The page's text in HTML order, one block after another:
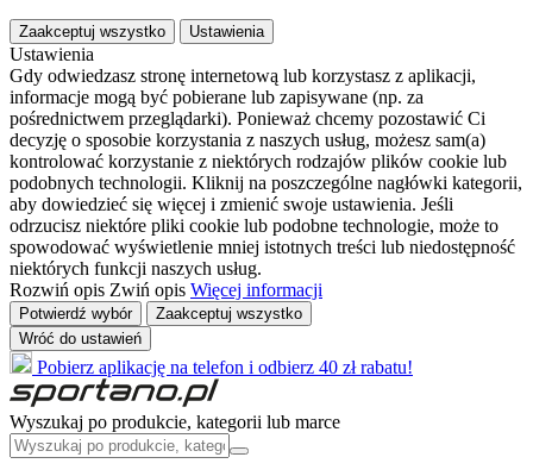
Zaakceptuj wszystko Ustawienia
Ustawienia
Gdy odwiedzasz stronę internetową lub korzystasz z aplikacji,
informacje mogą być pobierane lub zapisywane (np. za
pośrednictwem przeglądarki). Ponieważ chcemy pozostawić Ci
decyzję o sposobie korzystania z naszych usług, możesz sam(a)
kontrolować korzystanie z niektórych rodzajów plików cookie lub
podobnych technologii. Kliknij na poszczególne nagłówki kategorii,
aby dowiedzieć się więcej i zmienić swoje ustawienia. Jeśli
odrzucisz niektóre pliki cookie lub podobne technologie, może to
spowodować wyświetlenie mniej istotnych treści lub niedostępność
niektórych funkcji naszych usług.
Rozwiń opis Zwiń opis Więcej informacji
Potwierdź wybór
Zaakceptuj wszystko
Wróć do ustawień
Pobierz aplikację na telefon i odbierz 40 zł rabatu!
Wyszukaj po produkcie, kategorii lub marce